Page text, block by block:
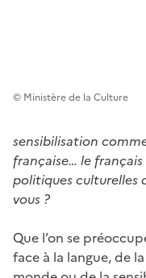
© Ministère de la Culture
sensibilisation
française… le
politiques culturelles
vous ?
Que l’on se
face à la langue, de